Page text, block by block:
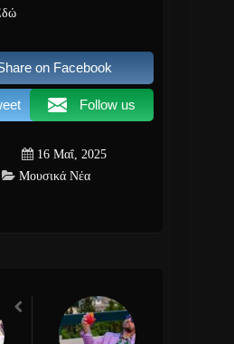
on Facebook
Follow us
16 Μαΐ, 2025
Μουσικά Νέα